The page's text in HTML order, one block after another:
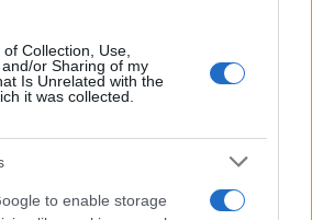
Collection, Use,
or Sharing of my
Is Unrelated with the
it was collected.
to enable storage
Νείλου
Αττική
τον
Κρήτη: Τουρίστας
πόσο να πληρώσει
ασελγήσει σε